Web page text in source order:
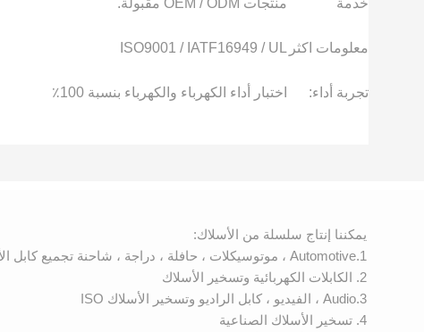
خدمة منتجات OEM / ODM مقبولة.
معلومات اكثر ISO9001 / IATF16949 / UL
تجربة أداء: اختبار أداء الكهرباء والكهرباء بنسبة 100٪
يمكننا إنتاج سلسلة من الأسلاك:
1.Automotive ، موتوسيكلات ، حافلة ، دراجة ، شاحنة تجميع كابل الأسلاك
2. الكابلات الكهربائية وتسخير الأسلاك
3.Audio ، الفيديو ، كابل الراديو وتسخير الأسلاك ISO
4. تسخير الأسلاك الصناعية